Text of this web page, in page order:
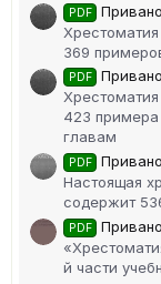
PDF
369
PDF
423 примера
главам
PDF
Настоящая
содержит
PDF
й части